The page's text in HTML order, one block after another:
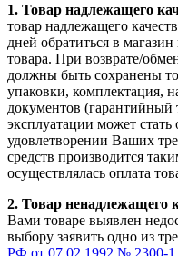
1. Товар надлежащего
товар надлежащего
дней обратиться в
товара. При возврате/
должны быть сохранены
упаковки, комплектация,
документов (гарантийный
эксплуатации может стать
удовлетворении Ваших
средств производится
осуществлялась оплата
2. Товар ненадлежащего
Вами товаре выявлен
выбору заявить одно из
РФ от 07.02.1992 № 2300-1